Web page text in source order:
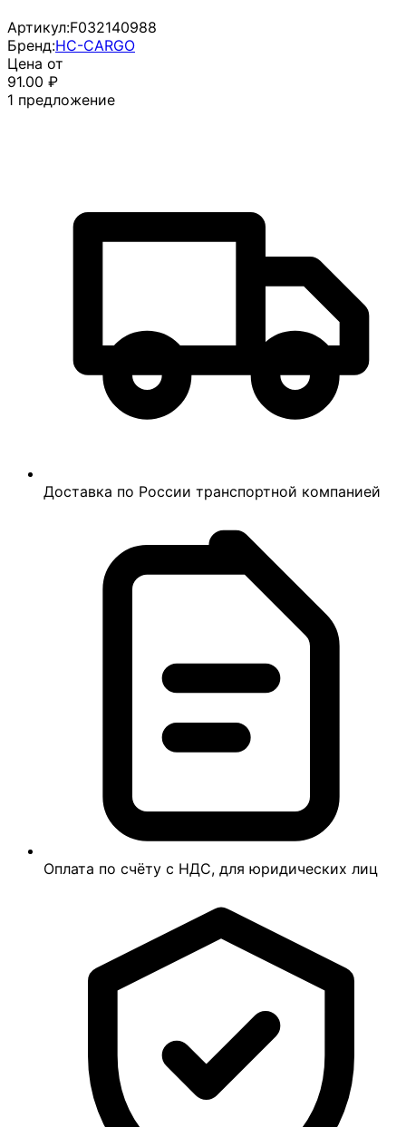
Артикул:F032140988
Бренд:HC-CARGO
Цена от
91.00 ₽
1 предложение
Доставка по России транспортной компанией
Оплата по счёту с НДС, для юридических лиц